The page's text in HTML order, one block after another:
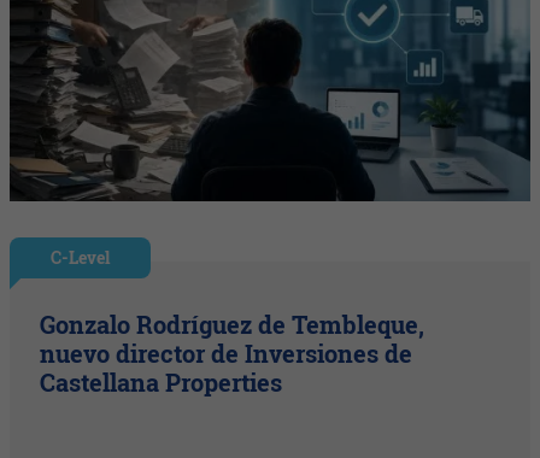
C-Level
Gonzalo Rodríguez de Tembleque,
nuevo director de Inversiones de
Castellana Properties